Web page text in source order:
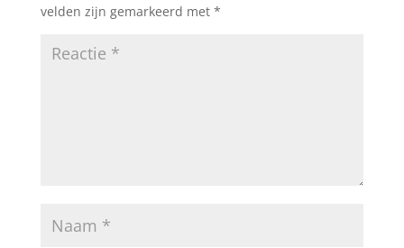
velden zijn gemarkeerd met *